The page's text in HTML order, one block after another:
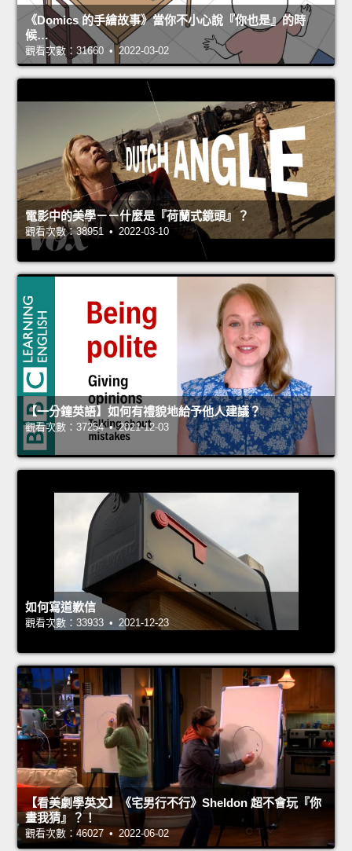
《Domics 的手繪故事》當你不小心說『你也是』的時
候…
觀看次數：31660 • 2022-03-02
電影中的美學－－什麼是『荷蘭式鏡頭』？
觀看次數：38951 • 2022-03-10
【一分鐘英語】如何有禮貌地給予他人建議？
觀看次數：37254 • 2021-12-03
如何寫道歉信
觀看次數：33933 • 2021-12-23
【看美劇學英文】《宅男行不行》Sheldon 超不會玩『你
畫我猜』？！
觀看次數：46027 • 2022-06-02